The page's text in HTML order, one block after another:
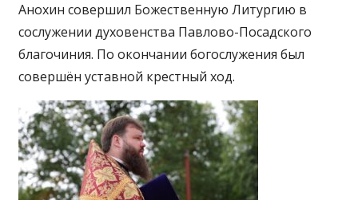
Анохин совершил Божественную Литургию в
сослужении духовенства Павлово-Посадского
благочиния. По окончании богослужения был
совершён уставной крестный ход.